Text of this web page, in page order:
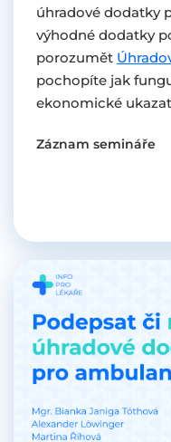
úhradové dodatky
výhodné dodatky
porozumět
pochopíte jak
ekonomické
Záznam semináře